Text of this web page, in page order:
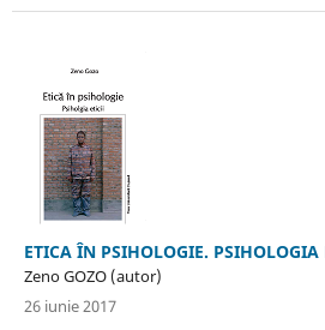
ETICA ÎN PSIHOLOGIE. PSIHOLOGIA
Zeno GOZO (autor)
26 iunie 2017